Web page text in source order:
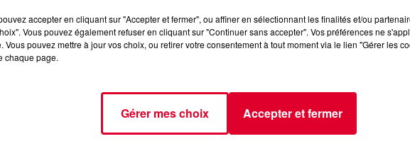
du mois, pendant laquelle on danse en patins à roulettes, comme dans
bars et sur le grand dancefloor, le tout dans une union lumineuse et sonore.
accepter en cliquant sur "Accepter et fermer", ou affiner en sélectionnant les finalités et/ou
Vous pouvez également refuser en cliquant sur "Continuer sans accepter". Vos préférences ne
Vous pouvez mettre à jour vos choix, ou retirer votre consentement à tout moment via le lien "Gérer les
chaque page.
Gérer mes choix Accepter et fermer